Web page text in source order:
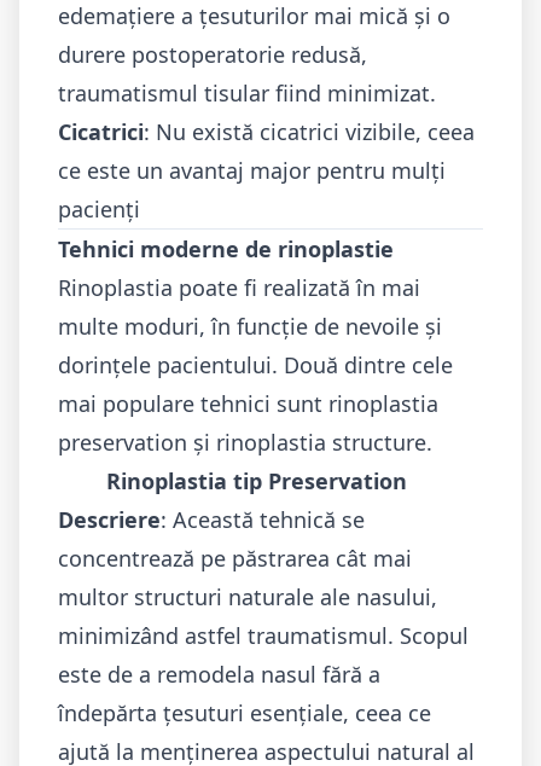
edemațiere a țesuturilor mai mică și o
durere postoperatorie redusă,
traumatismul tisular fiind minimizat.
Cicatrici: Nu există cicatrici vizibile, ceea
ce este un avantaj major pentru mulți
pacienți
Tehnici moderne de rinoplastie
Rinoplastia poate fi realizată în mai
multe moduri, în funcție de nevoile și
dorințele pacientului. Două dintre cele
mai populare tehnici sunt rinoplastia
preservation și rinoplastia structure.
Rinoplastia tip Preservation
Descriere: Această tehnică se
concentrează pe păstrarea cât mai
multor structuri naturale ale nasului,
minimizând astfel traumatismul. Scopul
este de a remodela nasul fără a
îndepărta țesuturi esențiale, ceea ce
ajută la menținerea aspectului natural al